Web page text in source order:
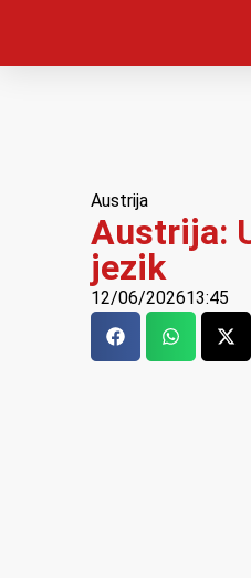
Austrija
Austrija:
jezik
12/06/202613:45